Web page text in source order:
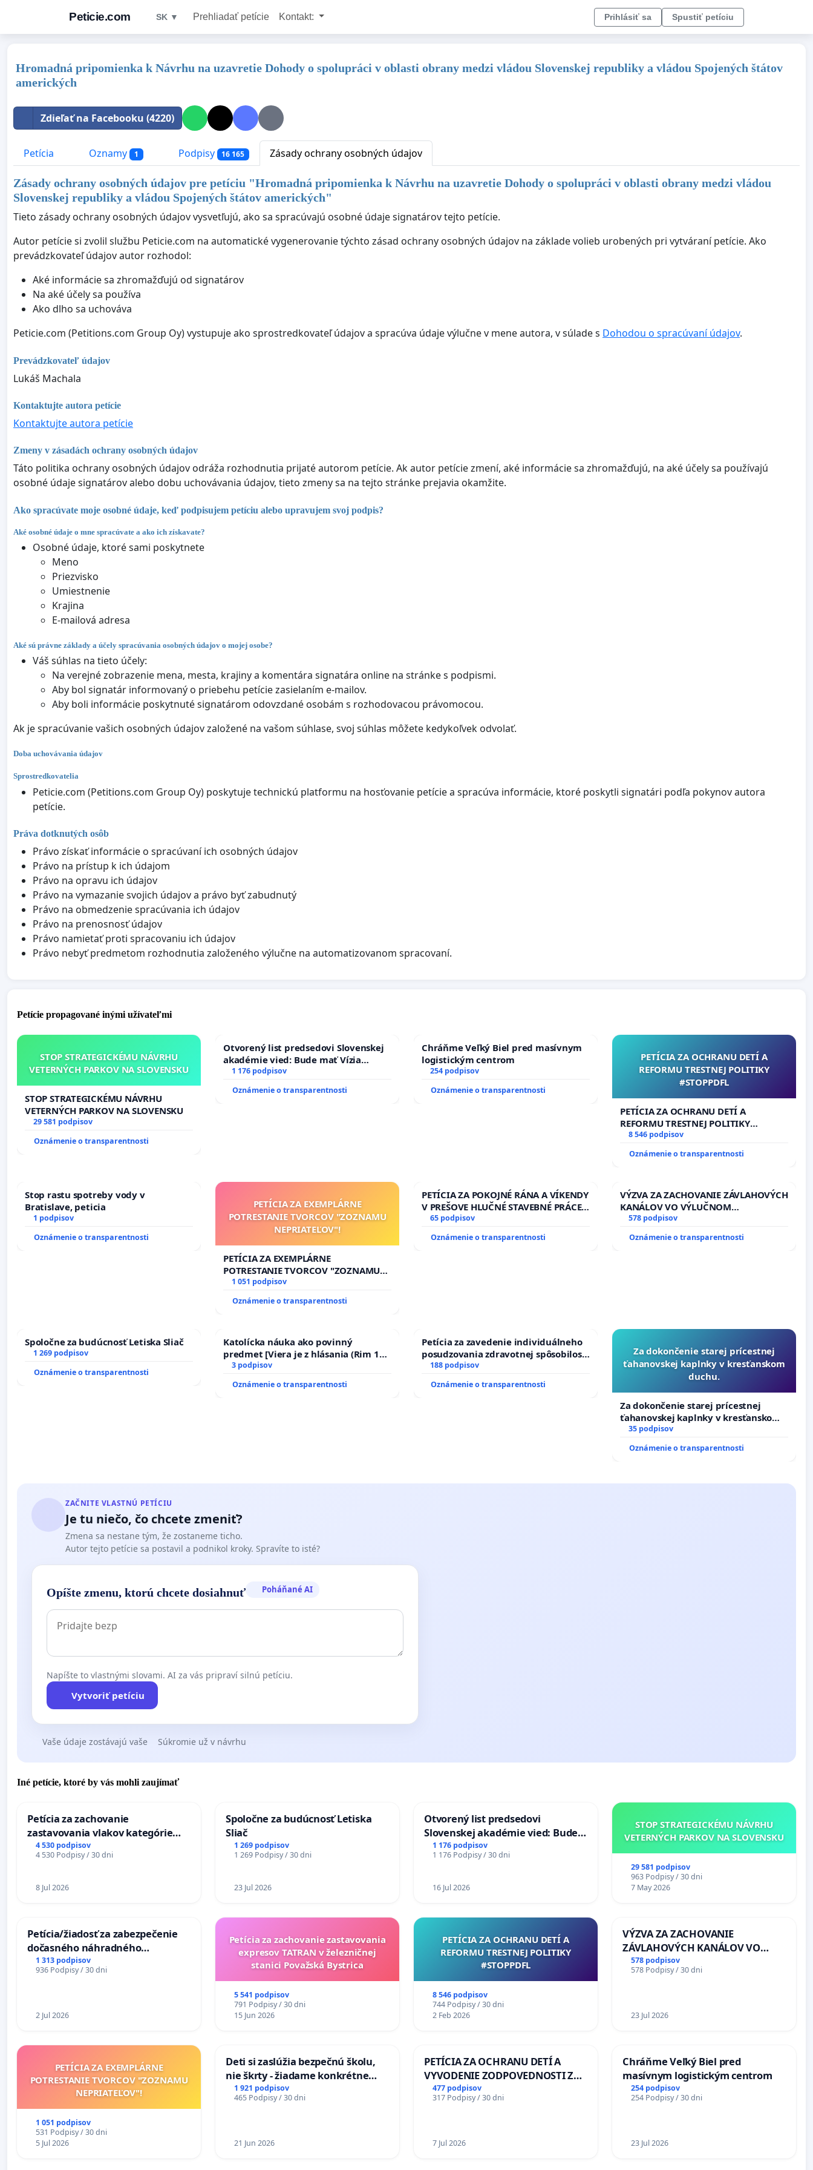
Peticie.com SK ▼ Prehliadať petície Kontakt: Prihlásiť sa Spustiť petíciu
Hromadná pripomienka k Návrhu na uzavretie Dohody o spolupráci v oblasti obrany medzi vládou Slovenskej republiky a vládou Spojených štátov
amerických
Zdieľať na Facebooku (4220)
Petícia Oznamy 1 Podpisy 16 165 Zásady ochrany osobných údajov
Zásady ochrany osobných údajov pre petíciu "Hromadná pripomienka k Návrhu na uzavretie Dohody o spolupráci v oblasti obrany medzi vládou
Slovenskej republiky a vládou Spojených štátov amerických"
Tieto zásady ochrany osobných údajov vysvetľujú, ako sa spracúvajú osobné údaje signatárov tejto petície.
Autor petície si zvolil službu Peticie.com na automatické vygenerovanie týchto zásad ochrany osobných údajov na základe volieb urobených pri vytváraní petície. Ako
prevádzkovateľ údajov autor rozhodol:
Aké informácie sa zhromažďujú od signatárov
Na aké účely sa používa
Ako dlho sa uchováva
Peticie.com (Petitions.com Group Oy) vystupuje ako sprostredkovateľ údajov a spracúva údaje výlučne v mene autora, v súlade s Dohodou o spracúvaní údajov.
Prevádzkovateľ údajov
Lukáš Machala
Kontaktujte autora petície
Kontaktujte autora petície
Zmeny v zásadách ochrany osobných údajov
Táto politika ochrany osobných údajov odráža rozhodnutia prijaté autorom petície. Ak autor petície zmení, aké informácie sa zhromažďujú, na aké účely sa používajú
osobné údaje signatárov alebo dobu uchovávania údajov, tieto zmeny sa na tejto stránke prejavia okamžite.
Ako spracúvate moje osobné údaje, keď podpisujem petíciu alebo upravujem svoj podpis?
Aké osobné údaje o mne spracúvate a ako ich získavate?
Osobné údaje, ktoré sami poskytnete
Meno
Priezvisko
Umiestnenie
Krajina
E-mailová adresa
Aké sú právne základy a účely spracúvania osobných údajov o mojej osobe?
Váš súhlas na tieto účely:
Na verejné zobrazenie mena, mesta, krajiny a komentára signatára online na stránke s podpismi.
Aby bol signatár informovaný o priebehu petície zasielaním e-mailov.
Aby boli informácie poskytnuté signatárom odovzdané osobám s rozhodovacou právomocou.
Ak je spracúvanie vašich osobných údajov založené na vašom súhlase, svoj súhlas môžete kedykoľvek odvolať.
Doba uchovávania údajov
Sprostredkovatelia
Peticie.com (Petitions.com Group Oy) poskytuje technickú platformu na hosťovanie petície a spracúva informácie, ktoré poskytli signatári podľa pokynov autora
petície.
Práva dotknutých osôb
Právo získať informácie o spracúvaní ich osobných údajov
Právo na prístup k ich údajom
Právo na opravu ich údajov
Právo na vymazanie svojich údajov a právo byť zabudnutý
Právo na obmedzenie spracúvania ich údajov
Právo na prenosnosť údajov
Právo namietať proti spracovaniu ich údajov
Právo nebyť predmetom rozhodnutia založeného výlučne na automatizovanom spracovaní.
Petície propagované inými užívateľmi
STOP STRATEGICKÉMU NÁVRHU
VETERNÝCH PARKOV NA SLOVENSKU
STOP STRATEGICKÉMU NÁVRHU
VETERNÝCH PARKOV NA SLOVENSKU
29 581 podpisov
Oznámenie o transparentnosti
Otvorený list predsedovi Slovenskej
akadémie vied: Bude mať Vízia
Slovenska 2040 mravnú chrbticu?
1 176 podpisov
Oznámenie o transparentnosti
Chráňme Veľký Biel pred masívnym
logistickým centrom
254 podpisov
Oznámenie o transparentnosti
PETÍCIA ZA OCHRANU DETÍ A
REFORMU TRESTNEJ POLITIKY
#STOPPDFL
PETÍCIA ZA OCHRANU DETÍ A
REFORMU TRESTNEJ POLITIKY
#STOPPDFL
8 546 podpisov
Oznámenie o transparentnosti
Stop rastu spotreby vody v
Bratislave, peticia
1 podpisov
Oznámenie o transparentnosti
PETÍCIA ZA EXEMPLÁRNE
POTRESTANIE TVORCOV "ZOZNAMU
NEPRIATEĽOV"!
PETÍCIA ZA EXEMPLÁRNE
POTRESTANIE TVORCOV "ZOZNAMU
NEPRIATEĽOV"!
1 051 podpisov
Oznámenie o transparentnosti
PETÍCIA ZA POKOJNÉ RÁNA A VÍKENDY
V PREŠOVE HLUČNÉ STAVEBNÉ PRÁCE
V SOBOTU LEN OD 9.00 DO 13.00
8.00 – 18.00 HOD. A PRAVIDELNÁ
65 podpisov
Oznámenie o transparentnosti
VÝZVA ZA ZACHOVANIE ZÁVLAHOVÝCH
KANÁLOV VO VÝLUČNOM
VLASTNÍCTVE A POD KONTROLOU
riešenie zanedbaného stavu
578 podpisov
Oznámenie o transparentnosti
Spoločne za budúcnosť Letiska Sliač
1 269 podpisov
Oznámenie o transparentnosti
Katolícka náuka ako povinný
predmet [Viera je z hlásania (Rim 10,
17)]
3 podpisov
Oznámenie o transparentnosti
Petícia za zavedenie individuálneho
posudzovania zdravotnej spôsobilosti
osôb s diabetom 1. a 2. typu pri
188 podpisov
Oznámenie o transparentnosti
Za dokončenie starej prícestnej
ťahanovskej kaplnky v kresťanskom
duchu.
Za dokončenie starej prícestnej
ťahanovskej kaplnky v kresťanskom
duchu.
35 podpisov
Oznámenie o transparentnosti
ZAČNITE VLASTNÚ PETÍCIU
Je tu niečo, čo chcete zmeniť?
Zmena sa nestane tým, že zostaneme ticho.
Autor tejto petície sa postavil a podnikol kroky. Spravíte to isté?
Opíšte zmenu, ktorú chcete dosiahnuť Poháňané AI
Napíšte to vlastnými slovami. AI za vás pripraví silnú petíciu.
Vytvoriť petíciu
Vaše údaje zostávajú vaše Súkromie už v návrhu
Iné petície, ktoré by vás mohli zaujímať
Petícia za zachovanie
zastavovania vlakov kategórie
Expres (Ex) TATRAN v železničnej
stanici Púchov
4 530 podpisov
4 530 Podpisy / 30 dni
8 Jul 2026
Spoločne za budúcnosť Letiska
Sliač
1 269 podpisov
1 269 Podpisy / 30 dni
23 Jul 2026
Otvorený list predsedovi
Slovenskej akadémie vied: Bude
mať Vízia Slovenska 2040 mravnú
chrbticu?
1 176 podpisov
1 176 Podpisy / 30 dni
16 Jul 2026
STOP STRATEGICKÉMU NÁVRHU
VETERNÝCH PARKOV NA SLOVENSKU
29 581 podpisov
963 Podpisy / 30 dni
7 May 2026
Petícia/žiadosť za zabezpečenie
dočasného náhradného
premostenia Váhu počas úplnej
uzávery Vážskeho mosta v
1 313 podpisov
936 Podpisy / 30 dni
2 Jul 2026
Petícia za zachovanie zastavovania
expresov TATRAN v železničnej
stanici Považská Bystrica
5 541 podpisov
791 Podpisy / 30 dni
15 Jun 2026
PETÍCIA ZA OCHRANU DETÍ A
REFORMU TRESTNEJ POLITIKY
#STOPPDFL
8 546 podpisov
744 Podpisy / 30 dni
2 Feb 2026
VÝZVA ZA ZACHOVANIE
ZÁVLAHOVÝCH KANÁLOV VO
VÝLUČNOM VLASTNÍCTVE A POD
KONTROLOU SLOVENSKEJ
a odvodňovacích kanálov na
578 podpisov
578 Podpisy / 30 dni
23 Jul 2026
PETÍCIA ZA EXEMPLÁRNE
POTRESTANIE TVORCOV "ZOZNAMU
NEPRIATEĽOV"!
1 051 podpisov
531 Podpisy / 30 dni
5 Jul 2026
Deti si zaslúžia bezpečnú školu,
nie škrty - žiadame konkrétne
opatrenia na zlepšenie situácie v
školstve
1 921 podpisov
465 Podpisy / 30 dni
21 Jun 2026
PETÍCIA ZA OCHRANU DETÍ A
VYVODENIE ZODPOVEDNOSTI ZA
DLHOROČNÚ NEČINNOSŤ A
ZLYHANIE ŠTÁTU
477 podpisov
317 Podpisy / 30 dni
7 Jul 2026
Chráňme Veľký Biel pred
masívnym logistickým centrom
254 podpisov
254 Podpisy / 30 dni
23 Jul 2026